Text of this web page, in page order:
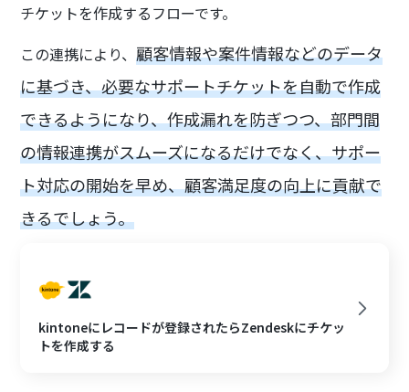
チケットを作成するフローです。
この連携により、顧客情報や案件情報などのデータ
に基づき、必要なサポートチケットを自動で作成
できるようになり、作成漏れを防ぎつつ、部門間
の情報連携がスムーズになるだけでなく、サポー
ト対応の開始を早め、顧客満足度の向上に貢献で
きるでしょう。
kintoneにレコードが登録されたらZendeskにチケッ
トを作成する